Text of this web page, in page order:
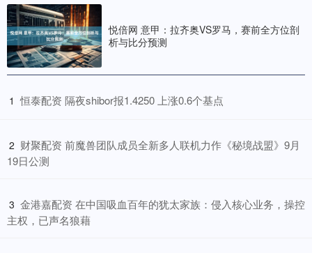
悦倍网 意甲：拉齐奥VS罗马，赛前全方位剖
析与比分预测
1 ​恒泰配资 隔夜shibor报1.4250 上涨0.6个基点
2 ​财聚配资 前魔兽团队成员全新多人联机力作《秘境战盟》9月
19日公测
3 ​金港嘉配资 在中国吸血百年的犹太家族：侵入核心业务，操控
主权，已声名狼藉